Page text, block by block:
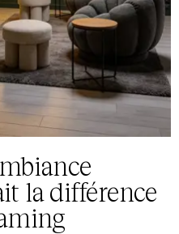
la différence